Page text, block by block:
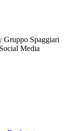
Gruppo Spaggiari
Media